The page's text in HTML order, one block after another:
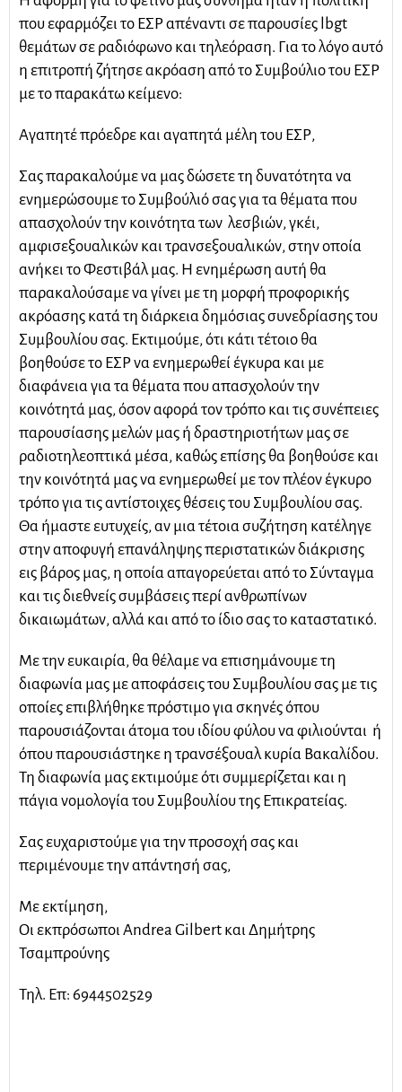
που εφαρμόζει το ΕΣΡ απέναντι σε παρουσίες lbgt
θεμάτων σε ραδιόφωνο και τηλεόραση. Για το λόγο αυτό
η επιτροπή ζήτησε ακρόαση από το Συμβούλιο του ΕΣΡ
με το παρακάτω κείμενο:
Αγαπητέ πρόεδρε και αγαπητά μέλη του ΕΣΡ,
Σας παρακαλούμε να μας δώσετε τη δυνατότητα να
ενημερώσουμε το Συμβούλιό σας για τα θέματα που
απασχολούν την κοινότητα των λεσβιών, γκέι,
αμφισεξουαλικών και τρανσεξουαλικών, στην οποία
ανήκει το Φεστιβάλ μας. Η ενημέρωση αυτή θα
παρακαλούσαμε να γίνει με τη μορφή προφορικής
ακρόασης κατά τη διάρκεια δημόσιας συνεδρίασης του
Συμβουλίου σας. Εκτιμούμε, ότι κάτι τέτοιο θα
βοηθούσε το ΕΣΡ να ενημερωθεί έγκυρα και με
διαφάνεια για τα θέματα που απασχολούν την
κοινότητά μας, όσον αφορά τον τρόπο και τις συνέπειες
παρουσίασης μελών μας ή δραστηριοτήτων μας σε
ραδιοτηλεοπτικά μέσα, καθώς επίσης θα βοηθούσε και
την κοινότητά μας να ενημερωθεί με τον πλέον έγκυρο
τρόπο για τις αντίστοιχες θέσεις του Συμβουλίου σας.
Θα ήμαστε ευτυχείς, αν μια τέτοια συζήτηση κατέληγε
στην αποφυγή επανάληψης περιστατικών διάκρισης
εις βάρος μας, η οποία απαγορεύεται από το Σύνταγμα
και τις διεθνείς συμβάσεις περί ανθρωπίνων
δικαιωμάτων, αλλά και από το ίδιο σας το καταστατικό.
Με την ευκαιρία, θα θέλαμε να επισημάνουμε τη
διαφωνία μας με αποφάσεις του Συμβουλίου σας με τις
οποίες επιβλήθηκε πρόστιμο για σκηνές όπου
παρουσιάζονται άτομα του ιδίου φύλου να φιλιούνται ή
όπου παρουσιάστηκε η τρανσέξουαλ κυρία Βακαλίδου.
Τη διαφωνία μας εκτιμούμε ότι συμμερίζεται και η
πάγια νομολογία του Συμβουλίου της Επικρατείας.
Σας ευχαριστούμε για την προσοχή σας και
περιμένουμε την απάντησή σας,
Με εκτίμηση,
Οι εκπρόσωποι Andrea Gilbert και Δημήτρης
Τσαμπρούνης
Τηλ. Επ: 6944502529